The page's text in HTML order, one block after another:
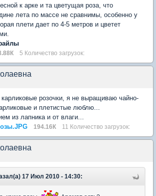
к арке и та цветущая роза, что
лета по массе не сравнимы, особенно у
плети дает по 4-5 метров и цветет
5 Количество загрузок:
розочки, я не выращиваю чайно-
и плетистые люблю...
из лапника и от влаги...
194.16К 11 Количество загрузок:
17 Июл 2010 - 14:30: